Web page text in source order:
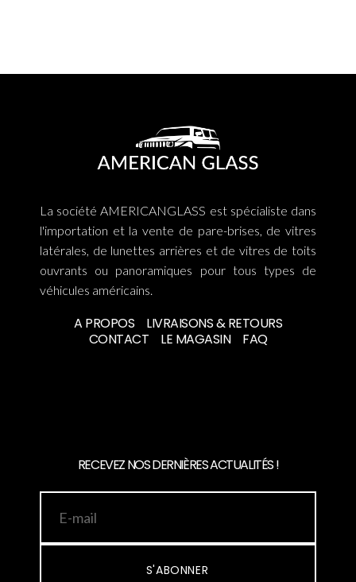
La société AMERICANGLASS est spécialiste dans
l'importation et la vente de pare-brises, de vitres
latérales, de lunettes arrières et de vitres de toits
ouvrants ou panoramiques pour tous types de
véhicules américains.
A PROPOS
LIVRAISONS & RETOURS
CONTACT
LE MAGASIN FAQ
RECEVEZ NOS DERNIÈRES ACTUALITÉS !
S'ABONNER